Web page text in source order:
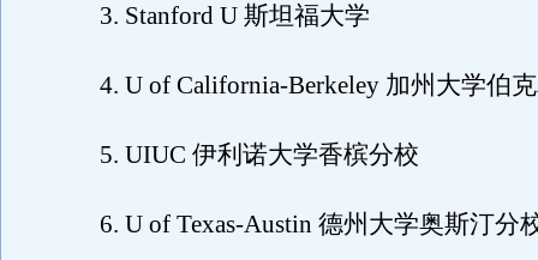
3. Stanford U 斯坦福大学
4. U of California-Berkeley 加州大学伯
5. UIUC 伊利诺大学香槟分校
6. U of Texas-Austin 德州大学奥斯汀分